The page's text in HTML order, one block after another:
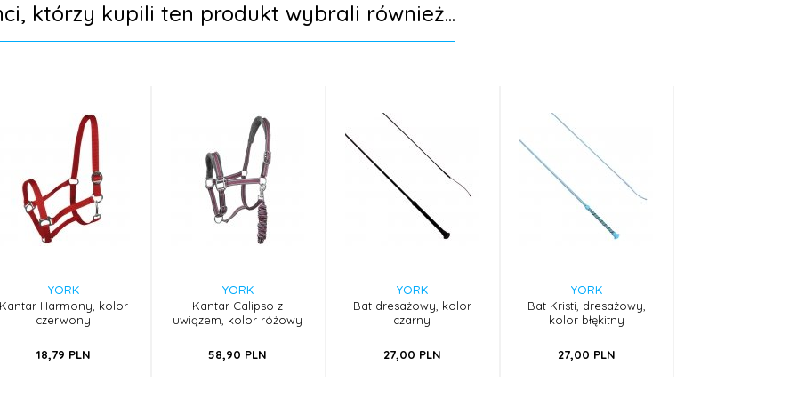
którzy kupili ten produkt wybrali również...
YORK
Harmony, kolor
czerwony
18,79 PLN
YORK
Kantar Calipso z
uwiązem, kolor różowy
58,90 PLN
YORK
Bat dresażowy, kolor
czarny
27,00 PLN
YORK
Bat Kristi, dresażowy,
kolor błękitny
27,00 PLN